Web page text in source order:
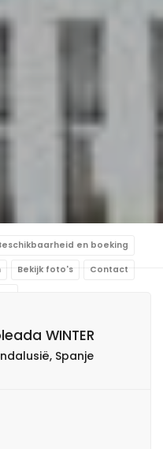
en boeking
Bekijk foto's Contact
WINTER
Spanje